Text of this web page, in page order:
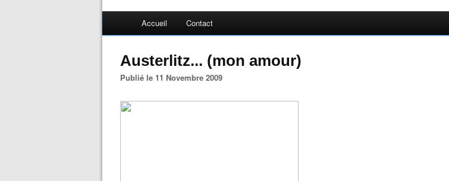
Accueil Contact
Austerlitz... (mon amour)
Publié le 11 Novembre 2009